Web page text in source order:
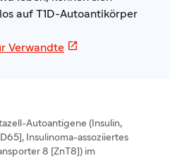
auf T1D-Autoantikörper
Verwandte 
Autoantigene (Insulin,
Insulinoma-assoziiertes
8 [ZnT8]) im